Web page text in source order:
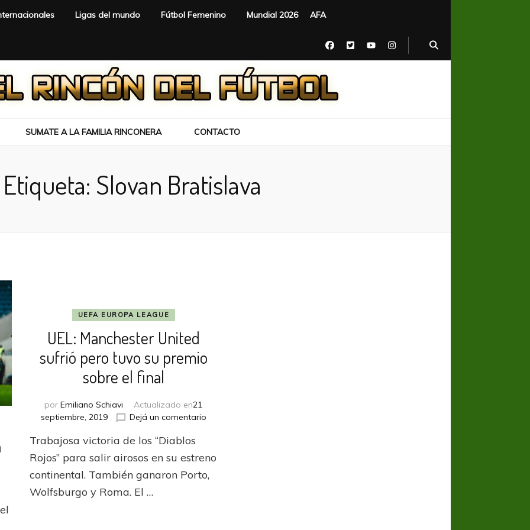
Ligas del mundo Fútbol Femenino Mundial 2026 AFA
SUMATE A LA FAMILIA RINCONERA CONTACTO
Etiqueta: Slovan Bratislava
tropezó
UEFA EUROPA LEAGUE
UEL: Manchester United
sufrió pero tuvo su premio
sobre el final
porEmiliano Schiavi Actualizado en21
septiembre, 2019
Dejá un comentarioen
United
pero
Trabajosa victoria de los “Diablos
Rojos” para salir airosos en su estreno
continental. También ganaron Porto,
Wolfsburgo y Roma. El …